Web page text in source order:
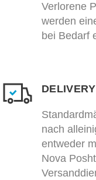
Verlorene
werden
bei Bedarf
DELIVERY
nach
entweder
Nova